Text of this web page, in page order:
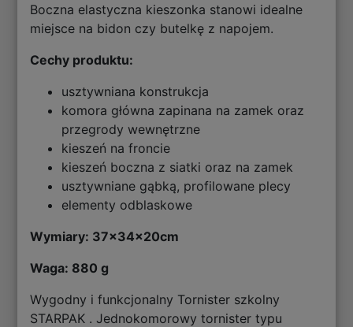
Boczna elastyczna kieszonka stanowi idealne
miejsce na bidon czy butelkę z napojem.
Cechy produktu:
usztywniana konstrukcja
komora główna zapinana na zamek oraz
przegrody wewnętrzne
kieszeń na froncie
kieszeń boczna z siatki oraz na zamek
usztywniane gąbką, profilowane plecy
elementy odblaskowe
Wymiary: 37x34x20cm
Waga: 880 g
Wygodny i funkcjonalny Tornister szkolny
STARPAK . Jednokomorowy tornister typu